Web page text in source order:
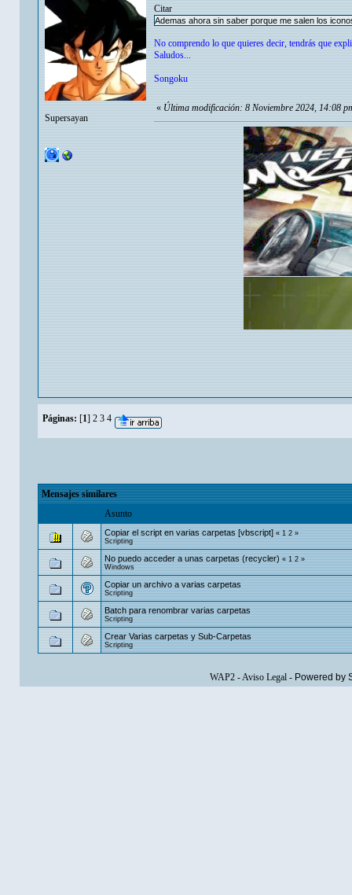
Supersayan
Citar
Ademas ahora sin saber porque me salen los
No comprendo lo que quieres decir, tendrás que
Saludos...
Songoku
« Última modificación: 8 Noviembre 2024, 14:08
Páginas: [1] 2 3 4
Mensajes similares
Asunto
Copiar el script en varias carpetas [vbscript] «1 2»
Scripting
No puedo acceder a unas carpetas (recycler) «1 2»
Windows
Copiar un archivo a varias carpetas
Scripting
Batch para renombrar varias carpetas
Scripting
Crear Varias carpetas y Sub-Carpetas
Scripting
WAP2-Aviso Legal- Powered by